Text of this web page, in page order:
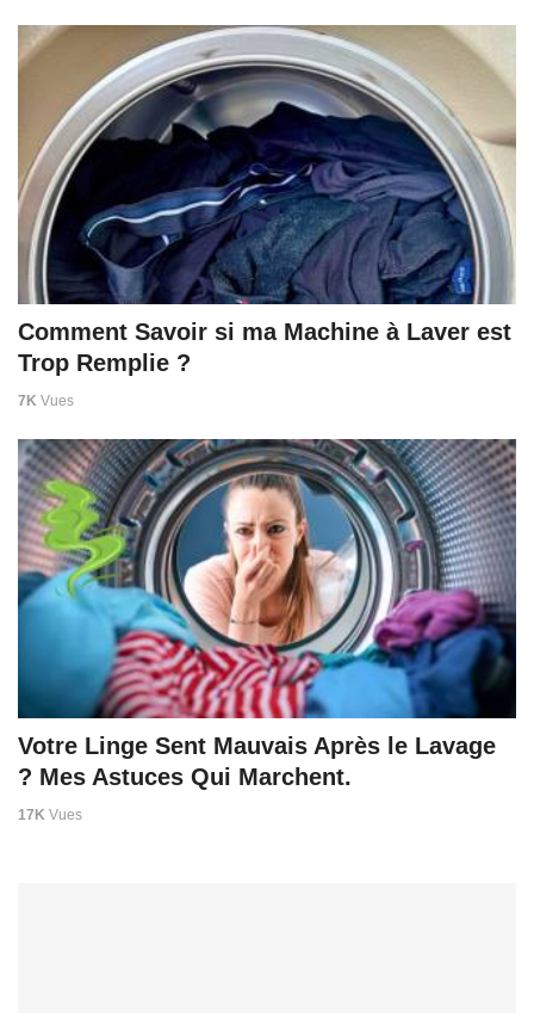
Comment Savoir si ma Machine à Laver est
Trop Remplie ?
7K Vues
Votre Linge Sent Mauvais Après le Lavage
? Mes Astuces Qui Marchent.
17K Vues